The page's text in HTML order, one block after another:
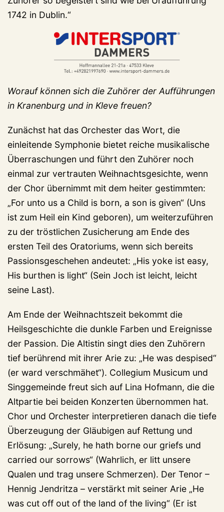
1742 in Dublin.“
Worauf können sich die Zuhörer der Aufführungen
in Kranenburg und in Kleve freuen?
Zunächst hat das Orchester das Wort, die
einleitende Symphonie bietet reiche musikalische
Überraschungen und führt den Zuhörer noch
einmal zur vertrauten Weihnachtsgesichte, wenn
der Chor übernimmt mit dem heiter gestimmten:
„For unto us a Child is born, a son is given“ (Uns
ist zum Heil ein Kind geboren), um weiterzuführen
zu der tröstlichen Zusicherung am Ende des
ersten Teil des Oratoriums, wenn sich bereits
Passionsgeschehen andeutet: „His yoke ist easy,
His burthen is light“ (Sein Joch ist leicht, leicht
seine Last).
Am Ende der Weihnachtszeit bekommt die
Heilsgeschichte die dunkle Farben und Ereignisse
der Passion. Die Altistin singt dies den Zuhörern
tief berührend mit ihrer Arie zu: „He was despised“
(er ward verschmähet“). Collegium Musicum und
Singgemeinde freut sich auf Lina Hofmann, die die
Altpartie bei beiden Konzerten übernommen hat.
Chor und Orchester interpretieren danach die tiefe
Überzeugung der Gläubigen auf Rettung und
Erlösung: „Surely, he hath borne our griefs und
carried our sorrows“ (Wahrlich, er litt unsere
Qualen und trag unsere Schmerzen). Der Tenor –
Hennig Jendritza – verstärkt mit seiner Arie „He
was cut off out of the land of the living“ (Er ist